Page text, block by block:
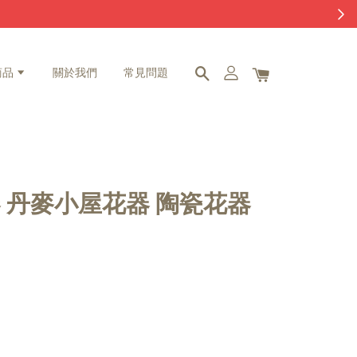
品 關於我們 常見問題
麥小屋花器 陶瓷花器